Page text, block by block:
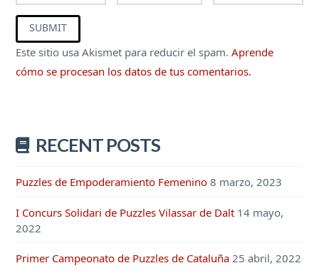
Este sitio usa Akismet para reducir el spam.Aprende
cómo se procesan los datos de tus comentarios.
RECENT POSTS
Puzzles de Empoderamiento Femenino 8 marzo, 2023
I Concurs Solidari de Puzzles Vilassar de Dalt 14 mayo,
2022
Primer Campeonato de Puzzles de Cataluña 25 abril, 2022